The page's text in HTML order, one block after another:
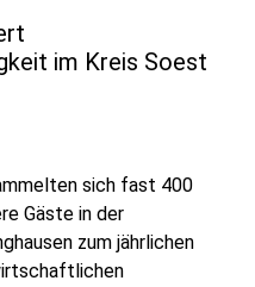
im Kreis Soest
sich fast 400
Gäste in der
zum jährlichen